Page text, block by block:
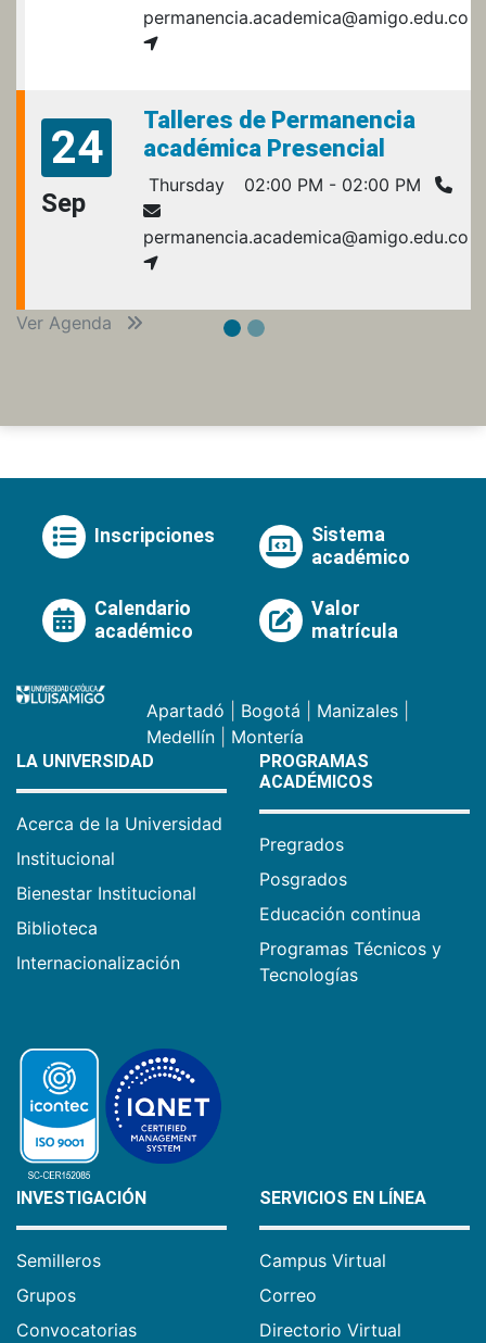
permanencia.academica@amigo.edu.co
24
Sep
Talleres de Permanencia
académica Presencial
Thursday 02:00 PM - 02:00 PM
permanencia.academica@amigo.edu.co
Ver Agenda
Inscripciones
Sistema
académico
Calendario
académico
Valor
matrícula
Apartadó Bogotá Manizales
Medellín
Montería
LA UNIVERSIDAD
Acerca de la Universidad
Institucional
Bienestar Institucional
Biblioteca
Internacionalización
PROGRAMAS
ACADÉMICOS
Pregrados
Posgrados
Educación continua
Programas Técnicos y
Tecnologías
INVESTIGACIÓN
Semilleros
Grupos
Convocatorias
SERVICIOS EN LÍNEA
Campus Virtual
Correo
Directorio Virtual